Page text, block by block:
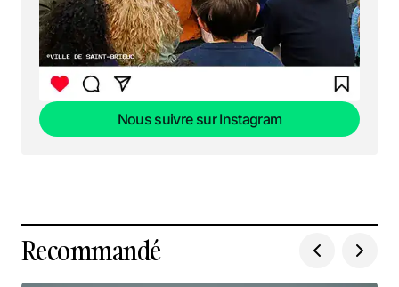
Nous suivre sur Instagram
Recommandé